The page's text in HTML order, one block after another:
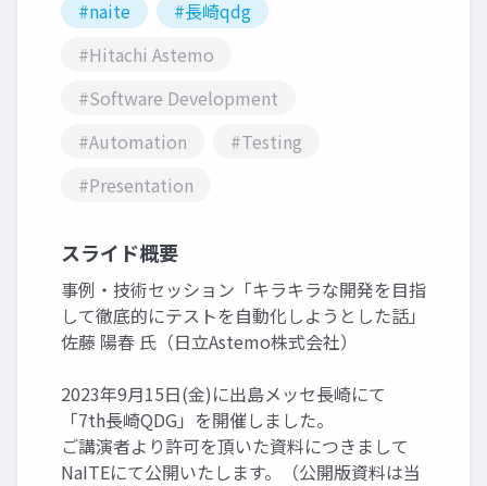
#naite
#長崎qdg
#Hitachi Astemo
#Software Development
#Automation
#Testing
#Presentation
スライド概要
事例・技術セッション「キラキラな開発を目指
して徹底的にテストを自動化しようとした話」
佐藤 陽春 氏（日立Astemo株式会社）
2023年9月15日(金)に出島メッセ長崎にて
「7th長崎QDG」を開催しました。
ご講演者より許可を頂いた資料につきまして
NaITEにて公開いたします。（公開版資料は当